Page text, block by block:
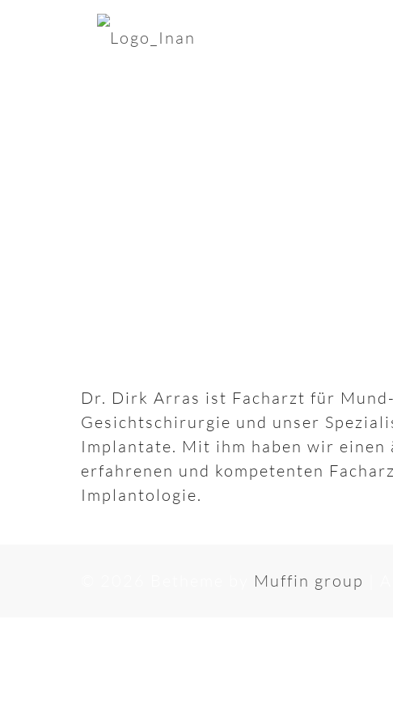
Dr. Dirk Arras ist Facharzt für
Gesichtschirurgie und unser
Implantate. Mit ihm haben wir einen
erfahrenen und kompetenten
Implantologie.
Muffin group